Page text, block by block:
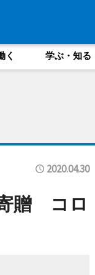
く 学ぶ・知る
2020.04.30
寄贈 コロ